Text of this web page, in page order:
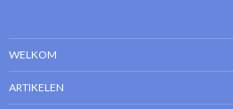
WELKOM
ARTIKELEN